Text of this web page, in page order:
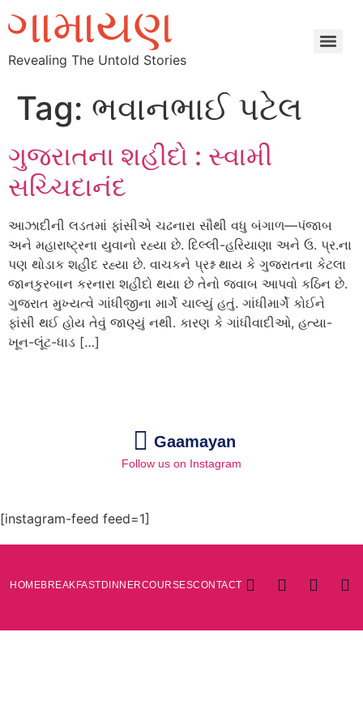
Revealing The Untold Stories
Tag: ભવાનભાઈ પટેલ
ગુજરાતના શહીદો : સ્વામી
સચ્ચિદાનંદ
આઝાદીની લડતમાં ફાંસીએ ચઢનારા સૌથી વધુ બંગાળ—પંજાબ
અને મહારાષ્ટ્રના યુવાનો રહ્યા છે. દિલ્લી-હરિયાણા અને ઉ. પ્ર.ના
પણ થોડાક શહીદ રહ્યા છે. વાચકને પ્રશ્ન થાય કે ગુજરાતના કેટલા
જાનકુરબાન કરનારા શહીદો થયા છે તેનો જવાબ આપવો કઠિન છે.
ગુજરાત મુખ્યત્વે ગાંધીજીના માર્ગે ચાલ્યું હતું. ગાંધીમાર્ગે કોઈને
ફાંસી થઈ હોય તેવું જાણ્યું નથી. કારણ કે ગાંધીવાદીઓ, હત્યા-
ખૂન-લૂંટ-ધાડ […]
Gaamayan
Follow us on Instagram
[instagram-feed feed=1]
HOMEBREAKFASTDINNERCOURSESCONTACT